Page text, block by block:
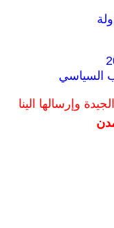
السياسي
وإرسالها الينا